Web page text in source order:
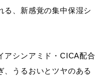
る、新感覚の集中保湿シ
アシンアミド・CICA配合
、うるおいとツヤのある